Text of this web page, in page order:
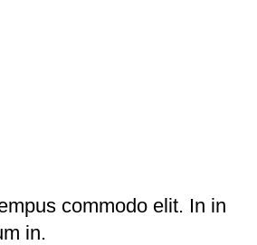
commodo elit. In in
in.